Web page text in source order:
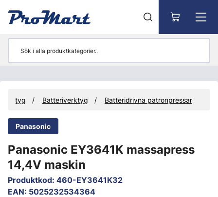
Verktyg Batteriverktyg Batteridrivna patronpressar
Panasonic
Panasonic EY3641K massapress
14,4V maskin
Produktkod: 460-EY3641K32
EAN: 5025232534364